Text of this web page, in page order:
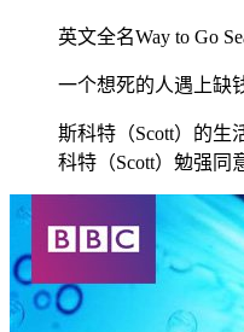
英文全名Way to Go
一个想死的人遇上缺
斯科特（Scott）的生
科特（Scott）勉强同